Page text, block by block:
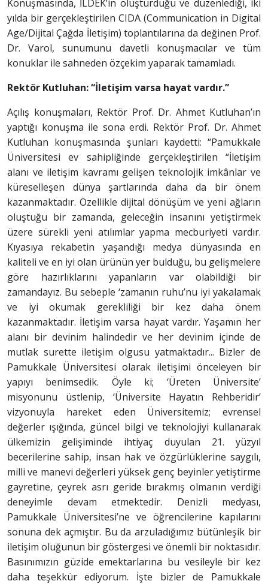
Konuşmasında, İLDEK’in oluşturduğu ve düzenlediği, iki
yılda bir gerçekleştirilen CIDA (Communication in Digital
Age/Dijital Çağda İletişim) toplantılarına da değinen Prof.
Dr. Varol, sunumunu davetli konuşmacılar ve tüm
konuklar ile sahneden özçekim yaparak tamamladı.
Rektör Kutluhan: “İletişim varsa hayat vardır.”
Açılış konuşmaları, Rektör Prof. Dr. Ahmet Kutluhan’ın
yaptığı konuşma ile sona erdi. Rektör Prof. Dr. Ahmet
Kutluhan konuşmasında şunları kaydetti: “Pamukkale
Üniversitesi ev sahipliğinde gerçekleştirilen “İletişim
alanı ve iletişim kavramı gelişen teknolojik imkânlar ve
küreselleşen dünya şartlarında daha da bir önem
kazanmaktadır. Özellikle dijital dönüşüm ve yeni ağların
oluştuğu bir zamanda, geleceğin insanını yetiştirmek
üzere sürekli yeni atılımlar yapma mecburiyeti vardır.
Kıyasıya rekabetin yaşandığı medya dünyasında en
kaliteli ve en iyi olan ürünün yer bulduğu, bu gelişmelere
göre hazırlıklarını yapanların var olabildiği bir
zamandayız. Bu sebeple ‘zamanın ruhu’nu iyi yakalamak
ve iyi okumak gerekliliği bir kez daha önem
kazanmaktadır. İletişim varsa hayat vardır. Yaşamın her
alanı bir devinim halindedir ve her devinim içinde de
mutlak surette iletişim olgusu yatmaktadır... Bizler de
Pamukkale Üniversitesi olarak iletişimi önceleyen bir
yapıyı benimsedik. Öyle ki; ‘Üreten Üniversite’
misyonunu üstlenip, ‘Üniversite Hayatın Rehberidir’
vizyonuyla hareket eden Üniversitemiz; evrensel
değerler ışığında, güncel bilgi ve teknolojiyi kullanarak
ülkemizin gelişiminde ihtiyaç duyulan 21. yüzyıl
becerilerine sahip, insan hak ve özgürlüklerine saygılı,
milli ve manevi değerleri yüksek genç beyinler yetiştirme
gayretine, çeyrek asrı geride bırakmış olmanın verdiği
deneyimle devam etmektedir. Denizli medyası,
Pamukkale Üniversitesi’ne ve öğrencilerine kapılarını
sonuna dek açmıştır. Bu da arzuladığımız bütünleşik bir
iletişim oluğunun bir göstergesi ve önemli bir noktasıdır.
Basınımızın güzide emektarlarına bu vesileyle bir kez
daha teşekkür ediyorum. İşte bizler de Pamukkale